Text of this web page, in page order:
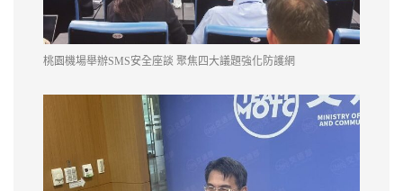
桃園機場舉辦SMS安全座談 聚焦四大議題強化防護網